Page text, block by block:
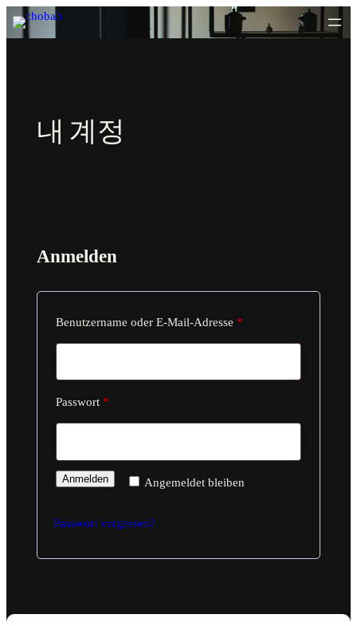
Zum
Inhalt
springen
내 계정
Anmelden
Benutzername oder E-Mail-Adresse*
Passwort*
Angemeldet bleiben
Anmelden
Passwort vergessen?